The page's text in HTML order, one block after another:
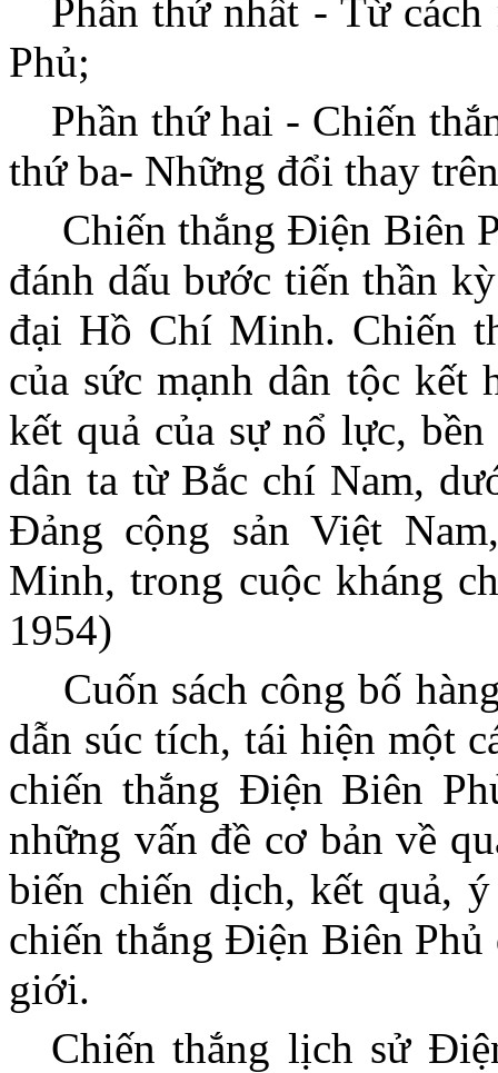
Phần thứ nhất - Từ
Phủ;
Phần thứ hai - Chiến
thứ ba- Những đổi thay
Chiến thắng Điện Biên
đánh dấu bước tiến thần
đại Hồ Chí Minh. Chiến
của sức mạnh dân tộc
kết quả của sự nổ lực,
dân ta từ Bắc chí Nam,
Đảng cộng sản Việt
Minh, trong cuộc kháng
1954)
Cuốn sách công bố
dẫn súc tích, tái hiện một
chiến thắng Điện Biên
những vấn đề cơ bản về
biến chiến dịch, kết quả,
chiến thắng Điện Biên
giới.
Chiến thắng lịch sử